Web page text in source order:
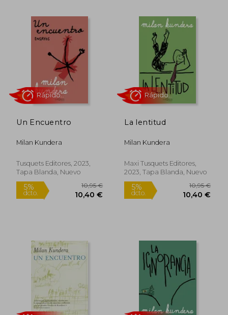
5% 5%
Un Encuentro
Milan Kundera
Tusquets Editores, 2023,
Tapa Blanda, Nuevo
Rápido
La lentitud
Milan Kundera
Maxi Tusquets Editores,
2023, Tapa Blanda, Nuevo
Rápido